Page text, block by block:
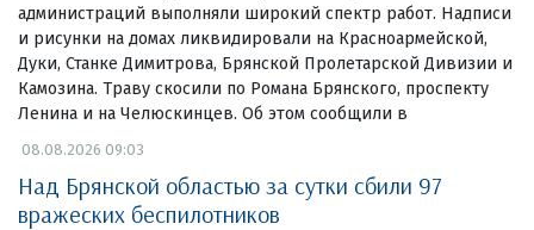
администраций выполняли широкий спектр работ. Надписи
и рисунки на домах ликвидировали на Красноармейской,
Дуки, Станке Димитрова, Брянской Пролетарской Дивизии и
Камозина. Траву скосили по Романа Брянского, проспекту
Ленина и на Челюскинцев. Об этом сообщили в
08.08.2026 09:03
Над Брянской областью за сутки сбили 97
вражеских беспилотников